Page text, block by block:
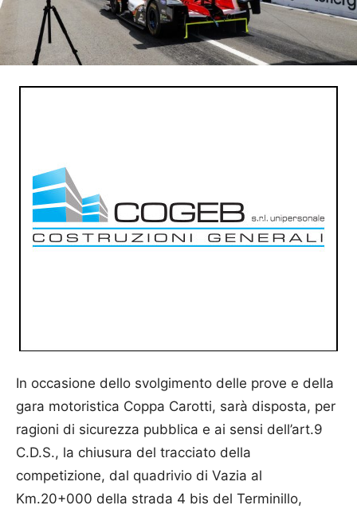
In occasione dello svolgimento delle prove e della
gara motoristica Coppa Carotti, sarà disposta, per
ragioni di sicurezza pubblica e ai sensi dell’art.9
C.D.S., la chiusura del tracciato della
competizione, dal quadrivio di Vazia al
Km.20+000 della strada 4 bis del Terminillo,